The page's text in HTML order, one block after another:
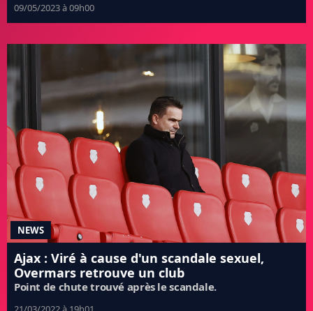
09/05/2023 à 09h00
NEWS
Ajax : Viré à cause d'un scandale sexuel,
Overmars retrouve un club
Point de chute trouvé après le scandale.